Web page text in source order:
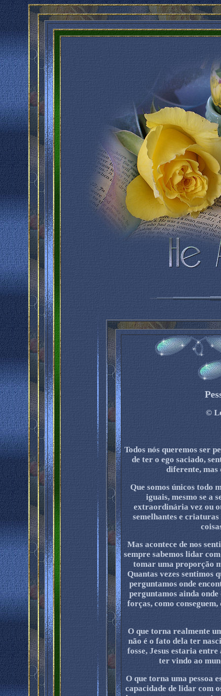
©
Todos nós queremos ser
de ter o ego saciado,
diferente, mas
Que somos únicos todo
iguais, mesmo se a
extraordinária vez ou
semelhantes e
Mas acontece de nos
sempre sabemos lidar
tomar uma proporção
Quantas vezes sentimos
perguntamos onde
perguntamos ainda
forças, como
O que torna realmente
não é o fato dela ter
fosse, Jesus estaria entre
ter vindo ao
O que torna uma pessoa
capacidade de lidar com